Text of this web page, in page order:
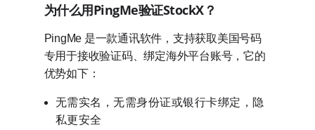
为什么用PingMe验证StockX？
PingMe 是一款通讯软件，支持获取美国号码
专用于接收验证码、绑定海外平台账号，它的
优势如下：
无需实名，无需身份证或银行卡绑定，隐
私更安全